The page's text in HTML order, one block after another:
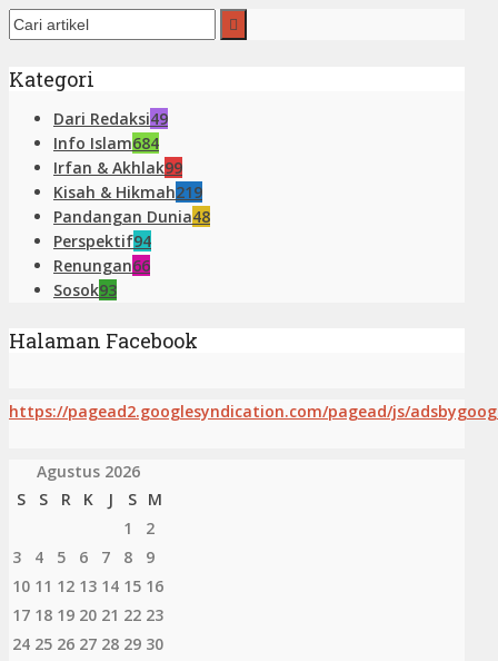
Kategori
Dari Redaksi49
Info Islam684
Irfan & Akhlak99
Kisah & Hikmah219
Pandangan Dunia48
Perspektif94
Renungan66
Sosok93
Halaman Facebook
https://pagead2.googlesyndication.com/pagead/js/
Agustus 2026
S
S R K J S M
1
2
3
4 5 6 7 8
9
10 11 12 13 14 15 16
17 18 19 20 21 22 23
24 25 26 27 28 29 30